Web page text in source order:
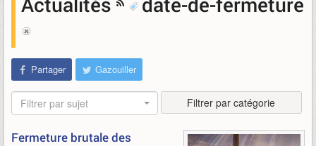
Partager Gazouiller
Filtrer par sujet Filtrer par catégorie
Fermeture brutale des